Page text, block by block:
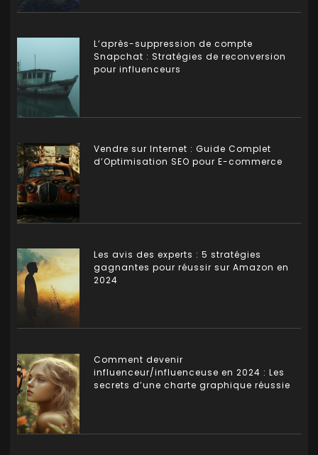
L’après-suppression de compte
Snapchat : Stratégies de reconversion
pour influenceurs
Vendre sur Internet : Guide Complet
d’Optimisation SEO pour E-commerce
Les avis des experts : 5 stratégies
gagnantes pour réussir sur Amazon en
2024
Comment devenir
influenceur/influenceuse en 2024 : Les
secrets d’une charte graphique réussie